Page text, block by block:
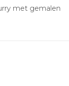
met gemalen